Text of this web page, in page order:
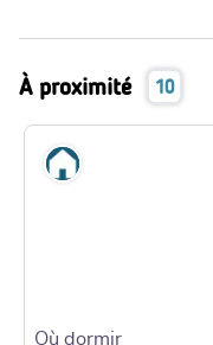
À proximité 10
Où dormir